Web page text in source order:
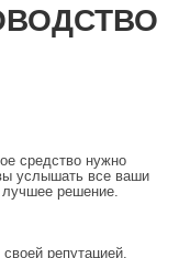
средство нужно
услышать все ваши
решение.
репутацией.